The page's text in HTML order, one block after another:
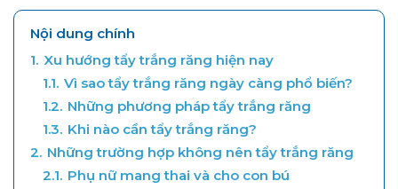
Nội dung chính
1. Xu hướng tẩy trắng răng hiện nay
1.1. Vì sao tẩy trắng răng ngày càng phổ biến?
1.2. Những phương pháp tẩy trắng răng
1.3. Khi nào cần tẩy trắng răng?
2. Những trường hợp không nên tẩy trắng răng
2.1. Phụ nữ mang thai và cho con bú